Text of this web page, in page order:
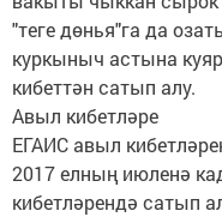
"теге дөнья"га да
куркыныч астына
кибеттән сатып алу.
Авыл кибетләре
ЕГАИС авыл
2017 елның июленә
кибетләрендә сатып